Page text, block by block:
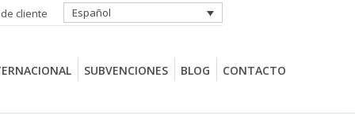
cliente Español
SUBVENCIONES BLOG CONTACTO